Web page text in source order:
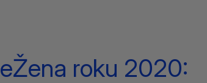
eŽena roku 2020: